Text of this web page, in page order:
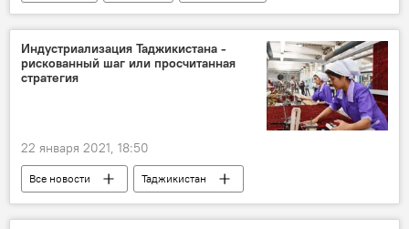
Россия
Индустриализация Таджикистана -
рискованный шаг или просчитанная
стратегия
22 января 2021, 18:50
Все новости
Таджикистан
Промышленность
Аналитика